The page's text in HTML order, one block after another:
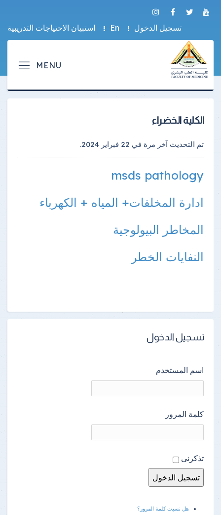
تسجيل الدخول En استبيان الاحتياجات التدريبية
الكلية الخضراء
تم التحديث آخر مرة في 22 فبراير 2024 .
msds pathology
ادارة المخلفات+ المياه + الكهرباء
المخاطر البيولوجية
النفايات الخطر
تسجيل الدخول
اسم المستخدم
كلمة المرور
تذكرنى
هل نسيت كلمة المرور؟